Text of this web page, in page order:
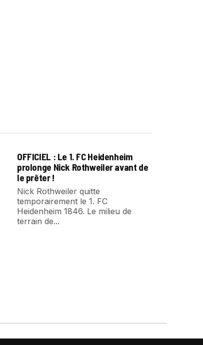
OFFICIEL : Le 1. FC Heidenheim
prolonge Nick Rothweiler avant de
le prêter !
Nick Rothweiler quitte
temporairement le 1. FC
Heidenheim 1846. Le milieu de
terrain de...